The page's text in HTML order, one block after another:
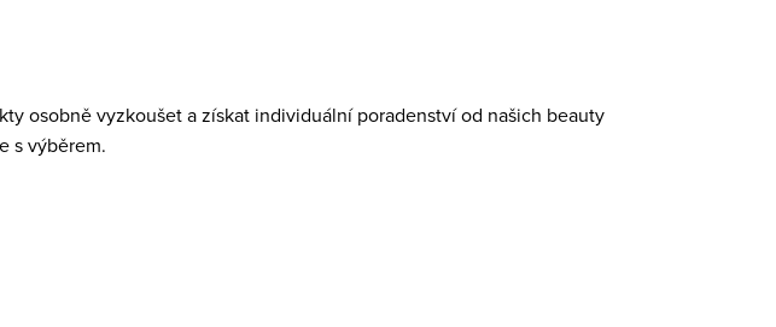
osobně vyzkoušet a získat individuální poradenství od našich beauty
s výběrem.